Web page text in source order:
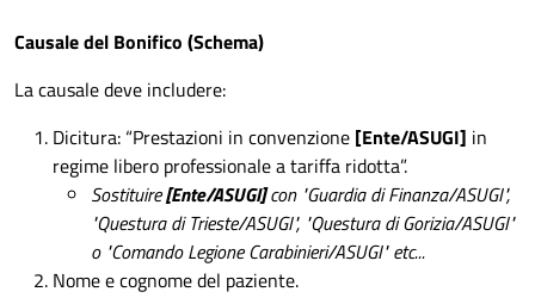
Causale del Bonifico (Schema)
La causale deve includere:
Dicitura: “Prestazioni in convenzione [Ente/ASUGI] in
regime libero professionale a tariffa ridotta”.
Sostituire[Ente/ASUGI]con "Guardia di Finanza/ASUGI",
"Questura di Trieste/ASUGI", "Questura di Gorizia/ASUGI"
o "Comando Legione Carabinieri/ASUGI" etc...
Nome e cognome del paziente.